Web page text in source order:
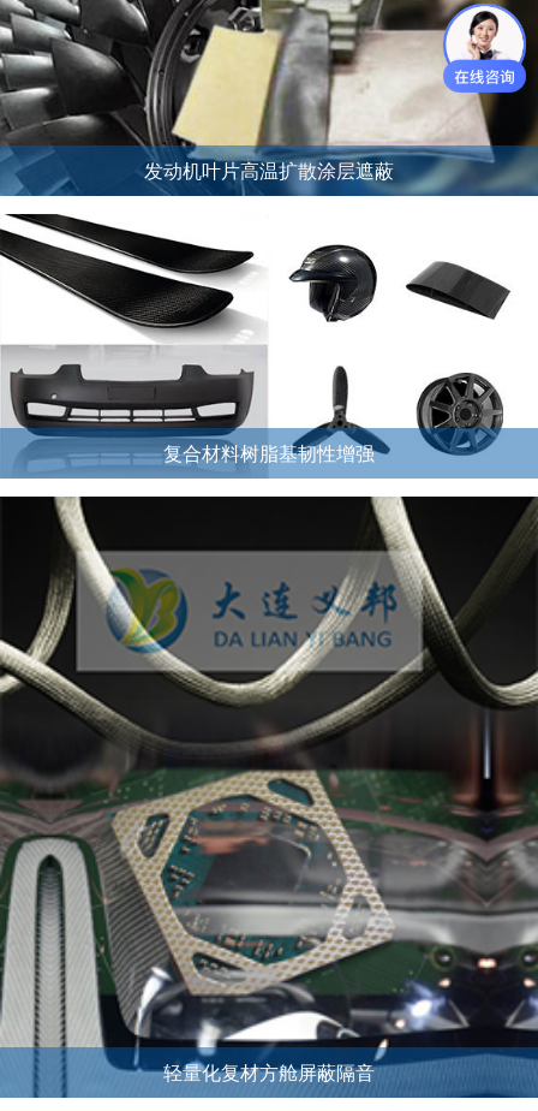
发动机叶片高温扩散涂层遮蔽
复合材料树脂基韧性增强
轻量化复材方舱屏蔽隔音